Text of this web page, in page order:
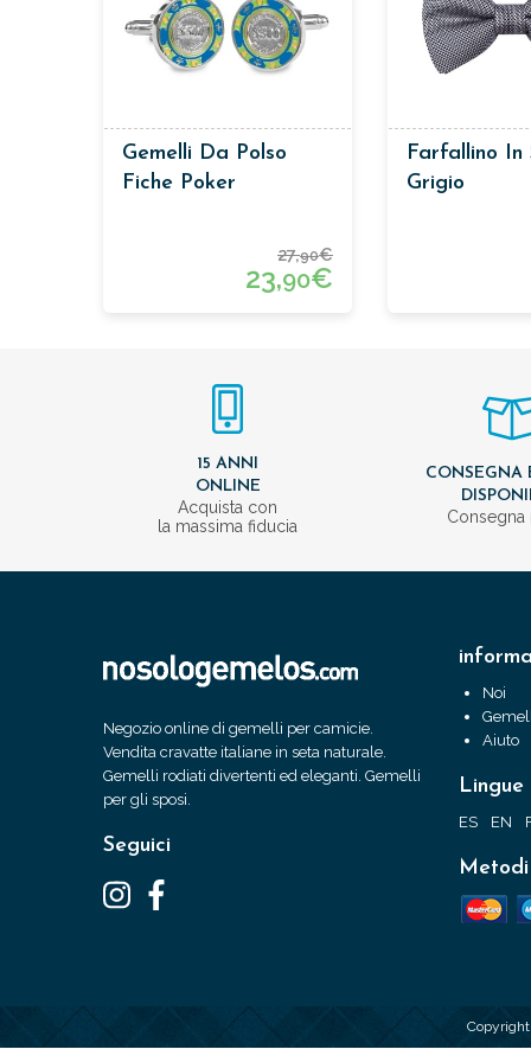
Gemelli Da Polso
Fiche Poker
27,90€
23,90€
Farfallino In
Grigio
15 ANNI
ONLINE
Acquista con
la massima fiducia
CONSEGNA
Consegna
Negozio online di gemelli per camicie.
Vendita cravatte italiane in seta naturale.
Gemelli rodiati divertenti ed eleganti. Gemelli
per gli sposi.
Seguici
Noi
Aiuto
Lingue
ES EN